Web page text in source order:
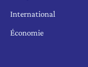
International
Économie